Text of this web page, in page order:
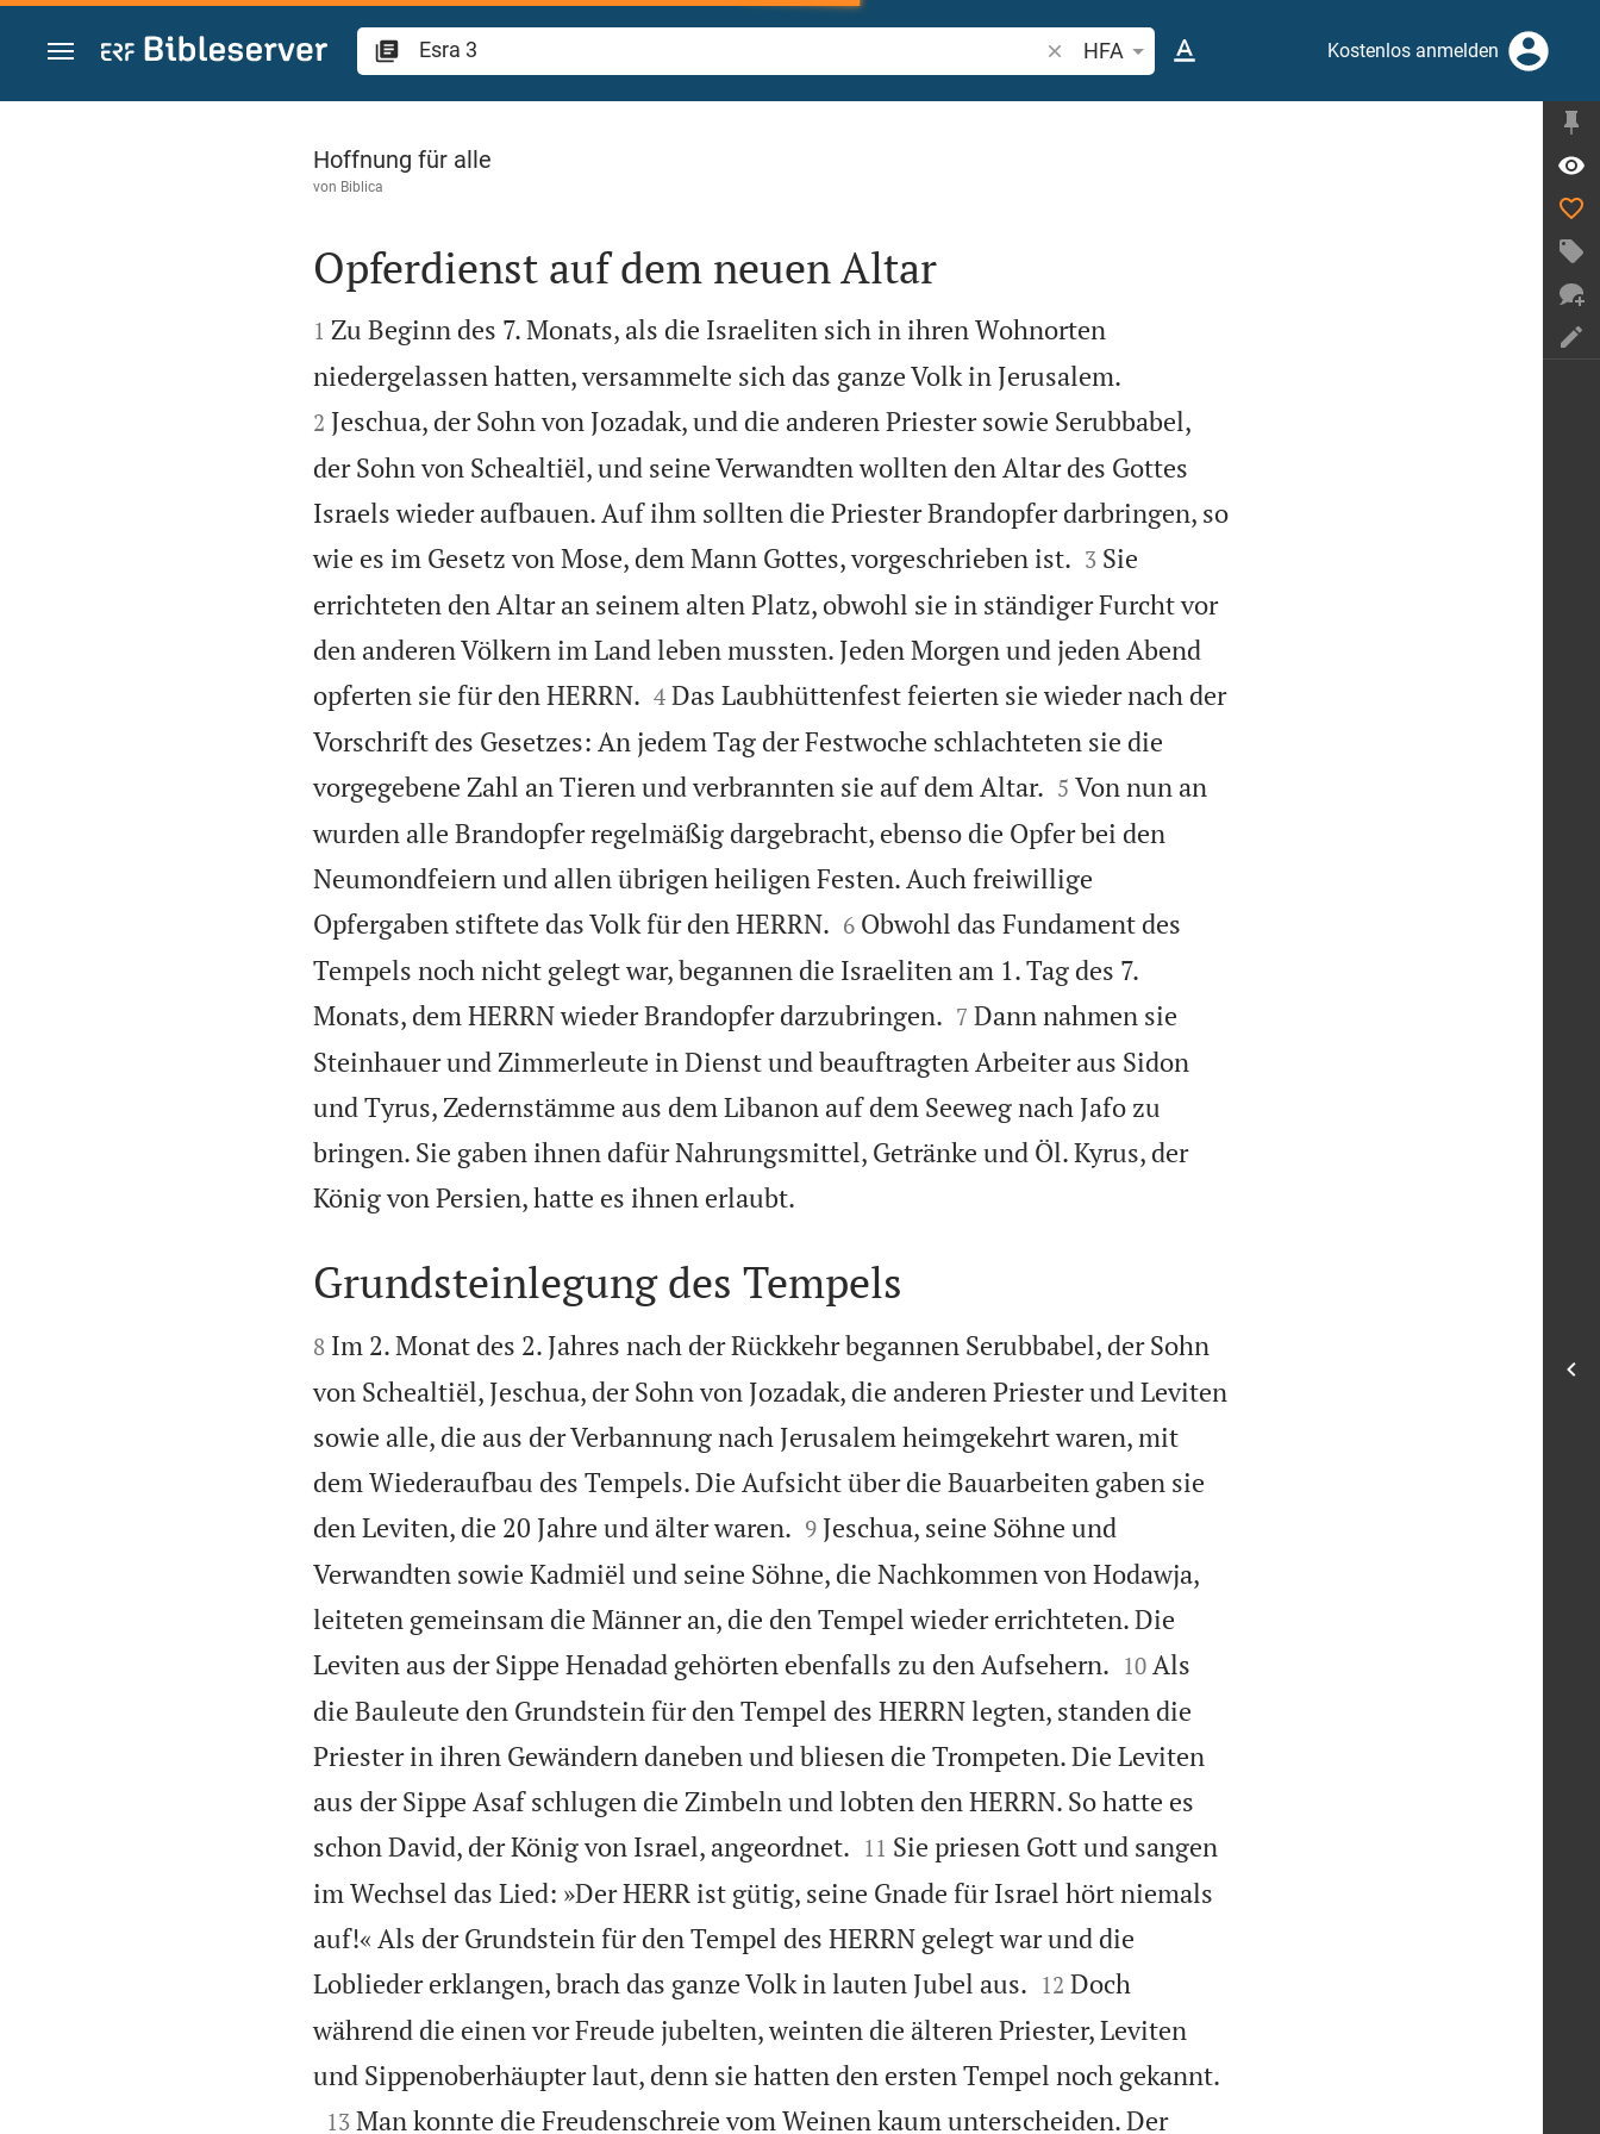
Zum Inhalt springen
Bibelstelle oder Begriff suchen
HFA Kostenlos anmelden
Esra 3
Hoffnung für alle
von Biblica

Opferdienst auf dem neuen Altar

1 Zu Beginn des 7. Monats, als die Israeliten sich in ihren Wohnorten
niedergelassen hatten, versammelte sich das ganze Volk in Jerusalem.
2 Jeschua, der Sohn von Jozadak, und die anderen Priester sowie Serubbabel,
der Sohn von Schealtiël, und seine Verwandten wollten den Altar des Gottes
Israels wieder aufbauen. Auf ihm sollten die Priester Brandopfer darbringen, so
wie es im Gesetz von Mose, dem Mann Gottes, vorgeschrieben ist.
3 Sie
errichteten den Altar an seinem alten Platz, obwohl sie in ständiger Furcht vor
den anderen Völkern im Land leben mussten. Jeden Morgen und jeden Abend
opferten sie für den HERRN.
4 Das Laubhüttenfest feierten sie wieder nach der
Vorschrift des Gesetzes: An jedem Tag der Festwoche schlachteten sie die
vorgegebene Zahl an Tieren und verbrannten sie auf dem Altar.
5 Von nun an
wurden alle Brandopfer regelmäßig dargebracht, ebenso die Opfer bei den
Neumondfeiern und allen übrigen heiligen Festen. Auch freiwillige
Opfergaben stiftete das Volk für den HERRN.
6 Obwohl das Fundament des
Tempels noch nicht gelegt war, begannen die Israeliten am 1. Tag des 7.
Monats, dem HERRN wieder Brandopfer darzubringen.
7 Dann nahmen sie
Steinhauer und Zimmerleute in Dienst und beauftragten Arbeiter aus Sidon
und Tyrus, Zedernstämme aus dem Libanon auf dem Seeweg nach Jafo zu
bringen. Sie gaben ihnen dafür Nahrungsmittel, Getränke und Öl. Kyrus, der
König von Persien, hatte es ihnen erlaubt.

Grundsteinlegung des Tempels

8 Im 2. Monat des 2. Jahres nach der Rückkehr begannen Serubbabel, der Sohn
von Schealtiël, Jeschua, der Sohn von Jozadak, die anderen Priester und Leviten
sowie alle, die aus der Verbannung nach Jerusalem heimgekehrt waren, mit
dem Wiederaufbau des Tempels. Die Aufsicht über die Bauarbeiten gaben sie
den Leviten, die 20 Jahre und älter waren.
9 Jeschua, seine Söhne und
Verwandten sowie Kadmiël und seine Söhne, die Nachkommen von Hodawja,
leiteten gemeinsam die Männer an, die den Tempel wieder errichteten. Die
Leviten aus der Sippe Henadad gehörten ebenfalls zu den Aufsehern.
10 Als
die Bauleute den Grundstein für den Tempel des HERRN legten, standen die
Priester in ihren Gewändern daneben und bliesen die Trompeten. Die Leviten
aus der Sippe Asaf schlugen die Zimbeln und lobten den HERRN. So hatte es
schon David, der König von Israel, angeordnet.
11 Sie priesen Gott und sangen
im Wechsel das Lied: »Der HERR ist gütig, seine Gnade für Israel hört niemals
auf!« Als der Grundstein für den Tempel des HERRN gelegt war und die
Loblieder erklangen, brach das ganze Volk in lauten Jubel aus.
12 Doch
während die einen vor Freude jubelten, weinten die älteren Priester, Leviten
und Sippenoberhäupter laut, denn sie hatten den ersten Tempel noch gekannt.

13 Man konnte die Freudenschreie vom Weinen kaum unterscheiden. Der